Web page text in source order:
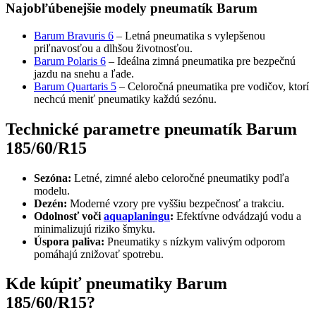
Najobľúbenejšie modely pneumatík Barum
Barum Bravuris 6 – Letná pneumatika s vylepšenou
priľnavosťou a dlhšou životnosťou.
Barum Polaris 6 – Ideálna zimná pneumatika pre bezpečnú
jazdu na snehu a ľade.
Barum Quartaris 5 – Celoročná pneumatika pre vodičov, ktorí
nechcú meniť pneumatiky každú sezónu.
Technické parametre pneumatík Barum
185/60/R15
Sezóna: Letné, zimné alebo celoročné pneumatiky podľa
modelu.
Dezén: Moderné vzory pre vyššiu bezpečnosť a trakciu.
Odolnosť voči aquaplaningu: Efektívne odvádzajú vodu a
minimalizujú riziko šmyku.
Úspora paliva: Pneumatiky s nízkym valivým odporom
pomáhajú znižovať spotrebu.
Kde kúpiť pneumatiky Barum
185/60/R15?